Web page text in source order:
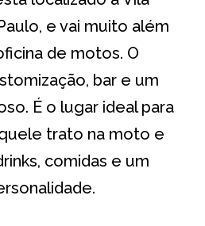
e vai muito além
de motos. O
bar e um
É o lugar ideal para
trato na moto e
comidas e um